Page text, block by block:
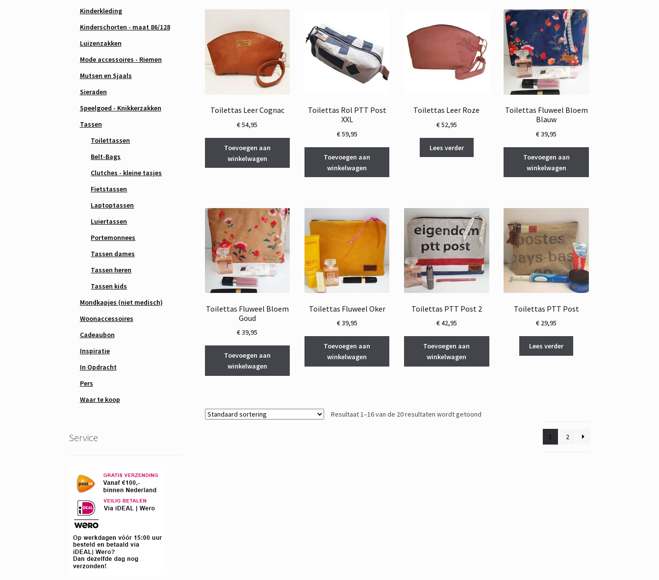
Toilettas Leer Cognac
€54,95
Toevoegen aan
winkelwagen
Toilettas Rol PTT Post
XXL
€59,95
Toevoegen aan
winkelwagen
Toilettas Leer Roze
€52,95
Lees verder
Toilettas Fluweel Bloem
Blauw
€39,95
Toevoegen aan
winkelwagen
Toilettas Fluweel Bloem
Goud
€39,95
Toevoegen aan
winkelwagen
Toilettas Fluweel Oker
€39,95
Toevoegen aan
winkelwagen
Toilettas PTT Post 2
€42,95
Toevoegen aan
winkelwagen
Toilettas PTT Post
€ 29,95
Lees verder
Resultaat 1–16 van de 20 resultaten wordt getoond
1 2
Kinderkleding
Kinderschorten - maat 86/128
Luizenzakken
Mode accessoires - Riemen
Mutsen en Sjaals
Sieraden
Speelgoed - Knikkerzakken
Tassen
Toilettassen
Belt-Bags
Clutches - kleine tasjes
Fietstassen
Laptoptassen
Luiertassen
Portemonnees
Tassen dames
Tassen heren
Tassen kids
Mondkapjes (niet medisch)
Woonaccessoires
Cadeaubon
Inspiratie
In Opdracht
Pers
Waar te koop
Service